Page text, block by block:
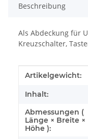
Beschreibung
Als Abdeckung für
Kreuzschalter,
Wert
Artikelgewicht:
Inhalt:
Abmessungen (
Länge × Breite ×
Höhe ):